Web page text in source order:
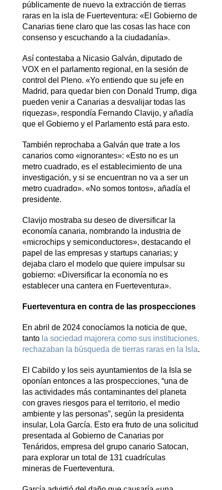
públicamente de nuevo la extracción de tierras
raras en la isla de Fuerteventura: «El Gobierno de
Canarias tiene claro que las cosas las hace con
consenso y escuchando a la ciudadanía».
Así contestaba a Nicasio Galván, diputado de
VOX en el parlamento regional, en la sesión de
control del Pleno. «Yo entiendo que su jefe en
Madrid, para quedar bien con Donald Trump, diga
pueden venir a Canarias a desvalijar todas las
riquezas», respondía Fernando Clavijo, y añadía
que el Gobierno y el Parlamento está para esto.
También reprochaba a Galván que trate a los
canarios como «ignorantes»: «Esto no es un
metro cuadrado, es el establecimiento de una
investigación, y si se encuentran no va a ser un
metro cuadrado». «No somos tontos», añadía el
presidente.
Clavijo mostraba su deseo de diversificar la
economía canaria, nombrando la industria de
«microchips y semiconductores», destacando el
papel de las empresas y startups canarias; y
dejaba claro el modelo que quiere impulsar su
gobierno: «Diversificar la economía no es
establecer una cantera en Fuerteventura».
Fuerteventura en contra de las prospecciones
En abril de 2024 conocíamos la noticia de que,
tanto la sociedad majorera como sus instituciones,
rechazaban la búsqueda de tierras raras en la Isla.
El Cabildo y los seis ayuntamientos de la Isla se
oponían entonces a las prospecciones, “una de
las actividades más contaminantes del planeta
con graves riesgos para el territorio, el medio
ambiente y las personas”, según la presidenta
insular, Lola García. Esto era fruto de una solicitud
presentada al Gobierno de Canarias por
Tenáridos, empresa del grupo canario Satocan,
para explorar un total de 131 cuadrículas
mineras de Fuerteventura.